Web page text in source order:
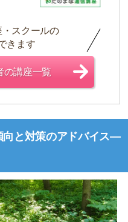
スクールの
きます
の講座一覧
向と対策のアドバイス―